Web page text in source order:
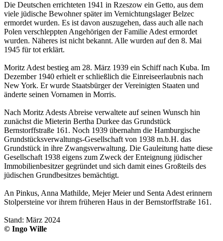
Die Deutschen errichteten 1941 in Rzeszow ein Getto, aus dem
viele jüdische Bewohner später im Vernichtungslager Belzec
ermordet wurden. Es ist davon auszugehen, dass auch alle nach
Polen verschleppten Angehörigen der Familie Adest ermordet
wurden. Näheres ist nicht bekannt. Alle wurden auf den 8. Mai
1945 für tot erklärt.
Moritz Adest bestieg am 28. März 1939 ein Schiff nach Kuba. Im
Dezember 1940 erhielt er schließlich die Einreiseerlaubnis nach
New York. Er wurde Staatsbürger der Vereinigten Staaten und
änderte seinen Vornamen in Morris.
Nach Moritz Adests Abreise verwaltete auf seinen Wunsch hin
zunächst die Mieterin Bertha Durkee das Grundstück
Bernstorffstraße 161. Noch 1939 übernahm die Hamburgische
Grundstücksverwaltungs-Gesellschaft von 1938 m.b.H. das
Grundstück in ihre Zwangsverwaltung. Die Gauleitung hatte diese
Gesellschaft 1938 eigens zum Zweck der Enteignung jüdischer
Immobilienbesitzer gegründet und sich damit eines Großteils des
jüdischen Grundbesitzes bemächtigt.
An Pinkus, Anna Mathilde, Mejer Meier und Senta Adest erinnern
Stolpersteine vor ihrem früheren Haus in der Bernstorffstraße 161.
Stand: März 2024
© Ingo Wille